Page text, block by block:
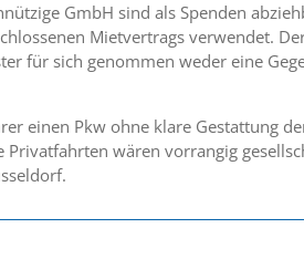
GmbH sind als Spenden
Mietvertrags verwendet.
für sich genommen weder eine
einen Pkw ohne klare Gestattung
wären vorrangig